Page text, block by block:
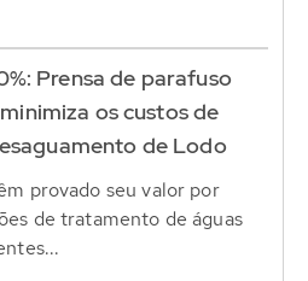
Prensa de parafuso
os custos de
de Lodo
provado seu valor por
de tratamento de águas